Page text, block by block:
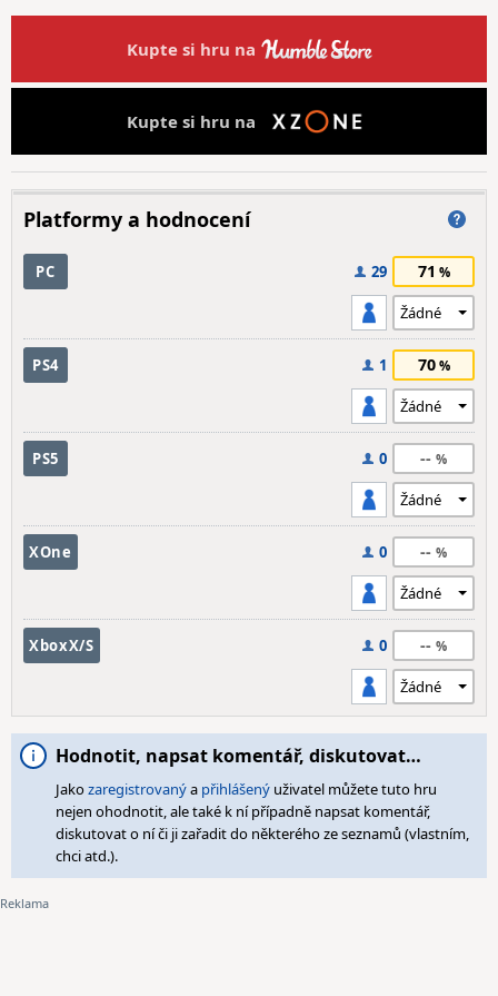
Kupte si hru na
Kupte si hru na
Platformy a hodnocení
PC 29 71
PS4 1 70
PS5 0 --
XOne 0 --
XboxX/S 0 --
Hodnotit, napsat komentář, diskutovat…
Jakozaregistrovanýa přihlášený uživatel můžete tuto hru
nejen ohodnotit, ale také k ní případně napsat komentář,
diskutovat o ní či ji zařadit do některého ze seznamů (vlastním,
chci atd.).